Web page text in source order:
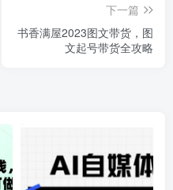
下一篇
书香满屋2023图文带货，图
文起号带货全攻略